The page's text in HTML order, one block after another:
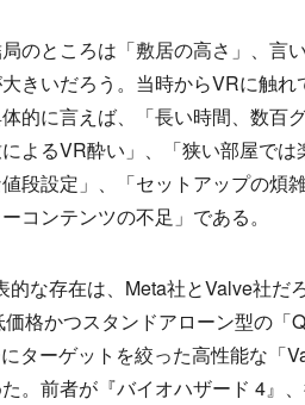
のところは「敷居の高さ」、言
きいだろう。当時からVRに触
的に言えば、「長い時間、数百
よるVR酔い」、「狭い部屋では
段設定」、「セットアップの煩
コンテンツの不足」である。
な存在は、Meta社とValve社だ
格かつスタンドアローン型の「
ターゲットを絞った高性能な「
。前者が『バイオハザード 4』